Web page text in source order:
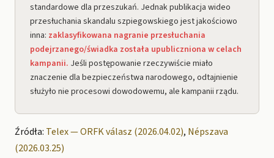
standardowe dla przeszukań. Jednak publikacja wideo
przesłuchania skandalu szpiegowskiego jest jakościowo
inna: zaklasyfikowana nagranie przesłuchania
podejrzanego/świadka została upubliczniona w celach
kampanii. Jeśli postępowanie rzeczywiście miało
znaczenie dla bezpieczeństwa narodowego, odtajnienie
służyło nie procesowi dowodowemu, ale kampanii rządu.
Źródła: Telex — ORFK válasz (2026.04.02), Népszava
(2026.03.25)